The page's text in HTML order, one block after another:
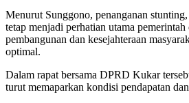
Menurut Sunggono, penanganan
tetap menjadi perhatian utama pemerintah
pembangunan dan kesejahteraan
optimal.
Dalam rapat bersama DPRD Kukar
turut memaparkan kondisi pendapatan